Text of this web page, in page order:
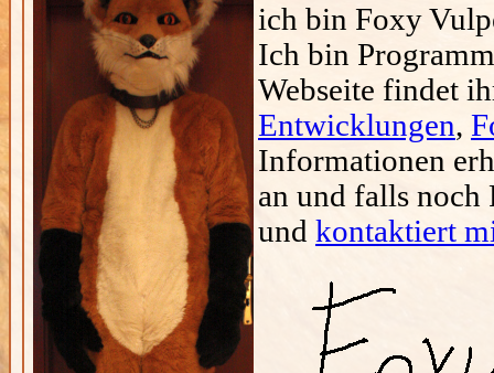
ich bin Foxy
Ich bin
Webseite findet
Entwicklungen,
Informationen
an und falls noch
und kontaktiert